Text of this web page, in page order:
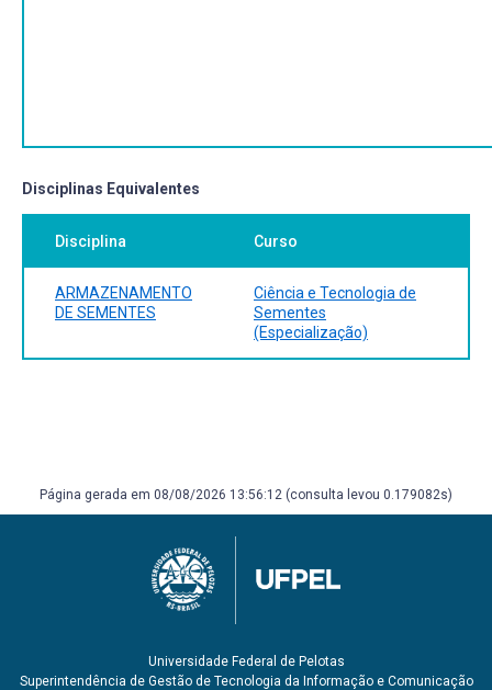
Disciplinas Equivalentes
Disciplina Curso
ARMAZENAMENTO
DE SEMENTES
Ciência e Tecnologia de
Sementes
(Especialização)
Página gerada em 08/08/2026 13:56:12 (consulta levou 0.179082s)
Universidade Federal de Pelotas
Superintendência de Gestão de Tecnologia da Informação e Comunicação